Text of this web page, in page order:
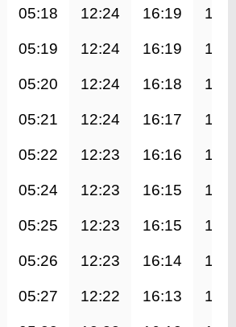
05:18 12:24 16:19
05:19 12:24 16:19
05:20 12:24 16:18
05:21 12:24 16:17
05:22 12:23 16:16
05:24 12:23 16:15
05:25 12:23 16:15
05:26 12:23 16:14
05:27 12:22 16:13